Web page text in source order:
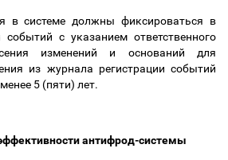
в системе должны фиксироваться в
событий с указанием ответственного
изменений и оснований для
из журнала регистрации событий
5 (пяти) лет.
антифрод-системы